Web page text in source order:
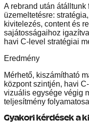
A rebrand után
üzemeltetésre:
kivitelezés, content és
sajátosságaihoz
havi C-level stratégiai
Eredmény
Mérhető, kiszámítható
központ szintjén, havi
vizuális egysége végig
teljesítmény
Gyakori kérdések a